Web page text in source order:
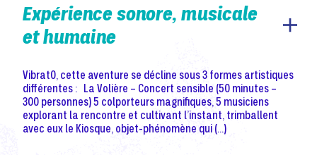
Expérience sonore, musicale
et humaine
Vibrat0, cette aventure se décline sous 3 formes artistiques
différentes : La Volière – Concert sensible (50 minutes –
300 personnes) 5 colporteurs magnifiques, 5 musiciens
explorant la rencontre et cultivant l’instant, trimballent
avec eux le Kiosque, objet-phénomène qui (…)